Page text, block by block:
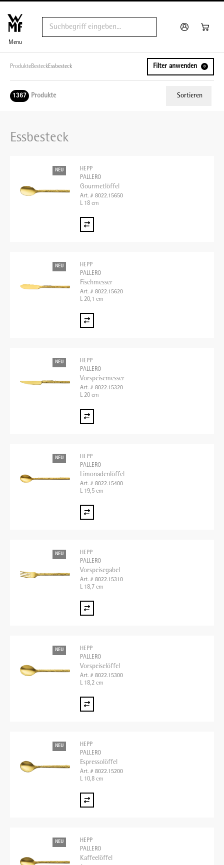
Menu
ProdukteBesteckEssbesteck Filter anwenden 0
1367 Produkte Sortieren
Essbesteck
NEU
HEPP
PALLERO
Gourmetlöffel
Art. # 8022.15650
L 18 cm
NEU
HEPP
PALLERO
Fischmesser
Art. # 8022.15620
L 20,1 cm
NEU
HEPP
PALLERO
Vorspeisemesser
Art. # 8022.15320
L 20 cm
NEU
HEPP
PALLERO
Limonadenlöffel
Art. # 8022.15400
L 19,5 cm
NEU
HEPP
PALLERO
Vorspeisegabel
Art. # 8022.15310
L 18,7 cm
NEU
HEPP
PALLERO
Vorspeiselöffel
Art. # 8022.15300
L 18,2 cm
NEU
HEPP
PALLERO
Espressolöffel
Art. # 8022.15200
L 10,8 cm
NEU
HEPP
PALLERO
Kaffeelöffel